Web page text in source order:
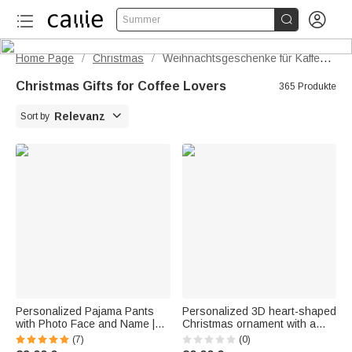
Summer  
Home Page / Christmas / Weihnachtsgeschenke für Kaffeeliebhaber
Christmas Gifts for Coffee Lovers 365 Produkte
Sort by Relevanz 
Personalized Pajama Pants
with Photo Face and Name |
Kiss or Heart Motif | Pajama
Pants | Birthday Gift for Family,
(7)
Personalized 3D heart-shaped
Christmas ornament with a
butterfly and birth flower, made
of heat-resistant glass and
(0)